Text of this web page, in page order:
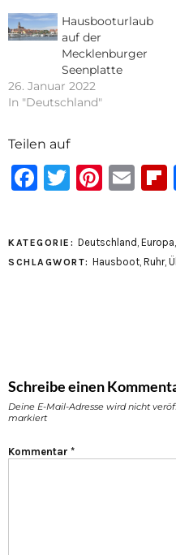
Hausbooturlaub
auf der
Mecklenburger
Seenplatte
26. Januar 2022
In "Deutschland"
Teilen auf
Facebook
Twitter
KATEGORIE: Deutschland Europa
SCHLAGWORT: Hausboot Ruhr,
Schreibe einen
Deine E-Mail-Adresse wird nicht
markiert
Kommentar *